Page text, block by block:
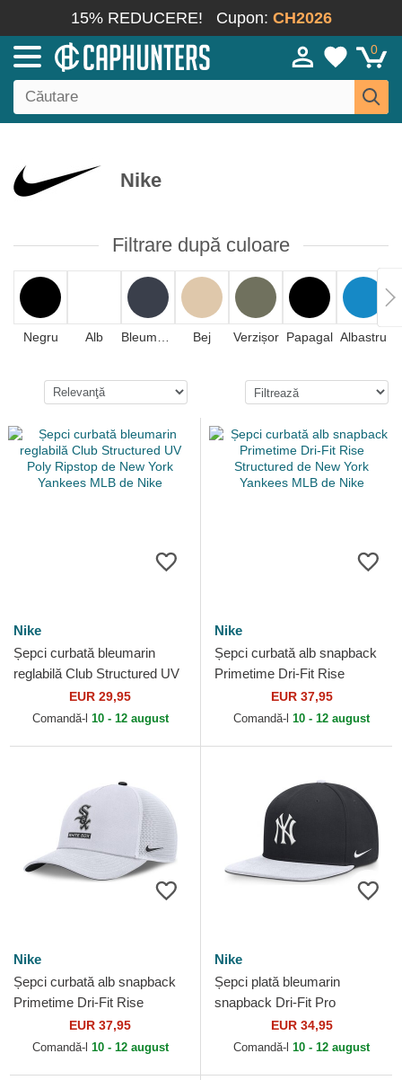
15% REDUCERE! Cupon: CH2026
0
Nike
Filtrare după culoare
Negru Alb Bej Verzișor Papagal Albastru
Nike
Șepci curbată bleumarin
reglabilă Club Structured UV
Poly Ripstop de New York
Yankees MLB de Nike
EUR 29,95
Comandă-l 10 - 12 august
Nike
Șepci curbată alb snapback
Primetime Dri-Fit Rise
Structured de New York
Yankees MLB de Nike
EUR 37,95
Comandă-l 10 - 12 august
Nike
Șepci curbată alb snapback
Primetime Dri-Fit Rise
Structured de Chicago White
Sox MLB de Nike
EUR 37,95
Comandă-l 10 - 12 august
Nike
Șepci plată bleumarin
snapback Dri-Fit Pro
Structured Square Bill de
New York Yankees MLB de
EUR 34,95
Comandă-l 10 - 12 august